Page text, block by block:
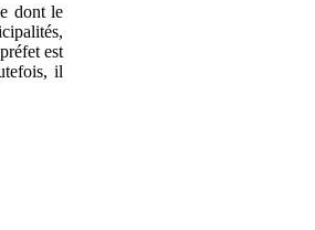
dont le
est
il